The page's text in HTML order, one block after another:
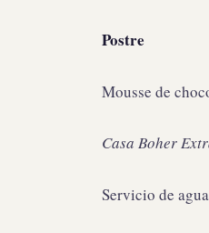
Postre
Mousse de
Casa Boher
Servicio de